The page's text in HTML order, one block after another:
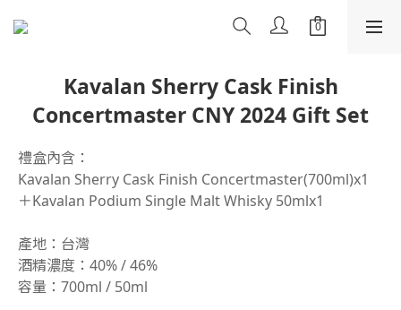
Kavalan Sherry Cask Finish
Concertmaster CNY 2024 Gift Set
禮盒內含：
Kavalan Sherry Cask Finish Concertmaster(700ml)x1
＋Kavalan Podium Single Malt Whisky 50mlx1
產地：台灣
酒精濃度：40% / 46%
容量：700ml / 50ml